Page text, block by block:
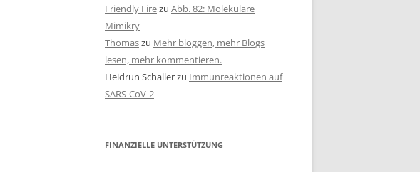
Friendly Firezu Abb. 82: Molekulare
Mimikry
Thomaszu Mehr bloggen, mehr Blogs
lesen, mehr kommentieren.
Heidrun Schallerzu Immunreaktionen auf
SARS-CoV-2
FINANZIELLE UNTERSTÜTZUNG